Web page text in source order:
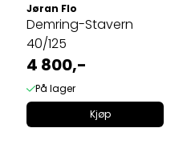
Jøran Flo
Demring-Stavern
40/125
4 800,-
På lager
Kjøp